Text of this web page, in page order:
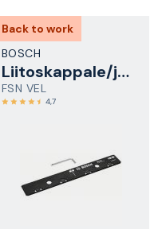
Back to work
BOSCH
Liitoskappale/jatkoliitin
FSN VEL
4,7